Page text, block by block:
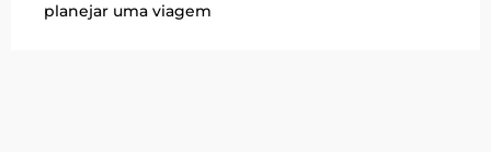
planejar uma viagem